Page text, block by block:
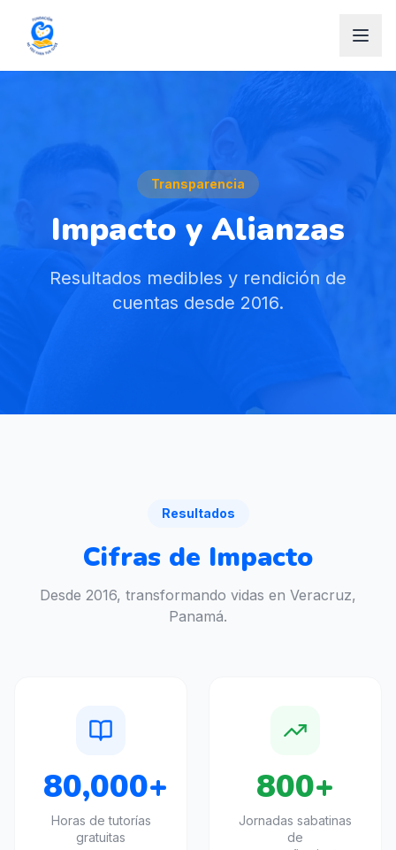
Transparencia
Impacto y Alianzas
Resultados medibles y rendición de
cuentas desde 2016.
Resultados
Cifras de Impacto
Desde 2016, transformando vidas en Veracruz,
Panamá.
80,000+
Horas de tutorías
gratuitas
800+
Jornadas sabatinas
de